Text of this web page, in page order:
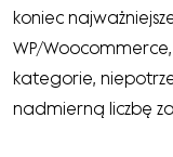
koniec
WP/
kategorie,
nadmierną liczbę